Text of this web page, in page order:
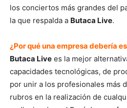
los conciertos más grandes del
la que respalda a Butaca Live.
¿Por qué una empresa debería
Butaca Live es la mejor
capacidades tecnológicas, de
por unir a los profesionales más
rubros en la realización de